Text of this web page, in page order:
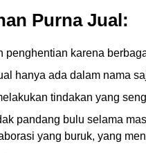
Purna Jual:
karena
hanya ada dalam nama
tindakan yang
pandang bulu selama
yang buruk, yang